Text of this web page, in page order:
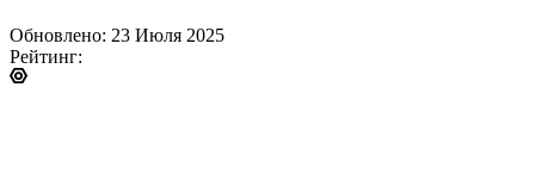
Обновлено: 23 Июля 2025
Рейтинг: